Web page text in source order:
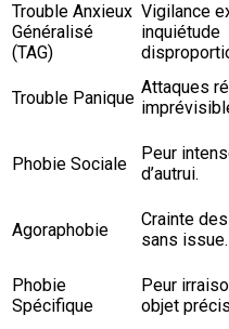
Trouble Anxieux
Généralisé
(TAG)
Vigilance
inquiétude
Trouble Panique
Attaques
Phobie Sociale
Peur
d’autrui.
Agoraphobie
Crainte
sans issue.
Phobie
Spécifique
Peur
objet